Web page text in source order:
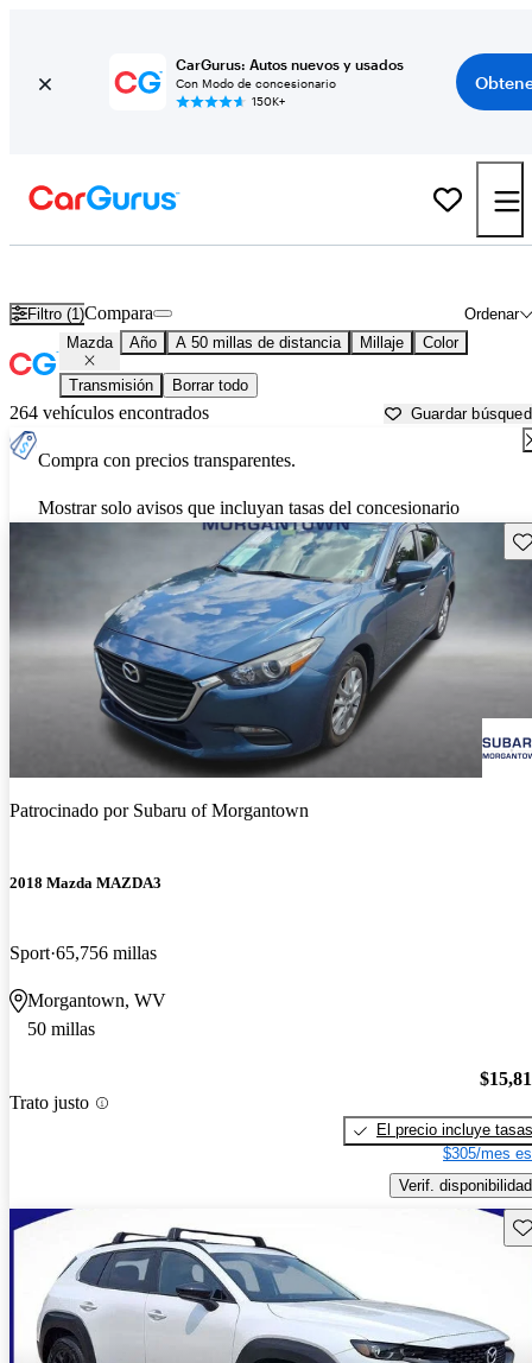
CarGurus: Autos nuevos y usados
Con Modo de concesionario
150K+
Filtro (1) Ordenar
Compara
Mazda Año A 50 millas de distancia Millaje Color
Transmisión Borrar todo
264 vehículos encontrados Guardar
Compra con precios transparentes.
Mostrar solo avisos que incluyan tasas del concesionario
Patrocinado por Subaru of Morgantown
2018 Mazda MAZDA3
Sport 65,756 millas
Morgantown, WV
50 millas
Trato justo
El precio incluye tasas
$305/mes
Verif. disponibilidad